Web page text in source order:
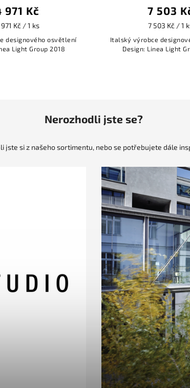
971 Kč
Kč / 1 ks
designového osvětlení
Light Group 2018
7 503
7 503 Kč / 1
Italský výrobce
Design: Linea Light
Nerozhodli jste se?
jste si z našeho sortimentu, nebo se potřebujete dále